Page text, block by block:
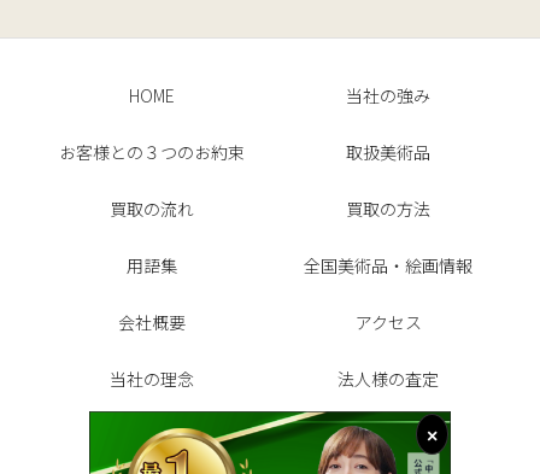
HOME 当社の強み
お客様との３つのお約束 取扱美術品
買取の流れ 買取の方法
用語集 全国美術品・絵画情報
会社概要 アクセス
当社の理念 法人様の査定
お客様の声 よくある質問